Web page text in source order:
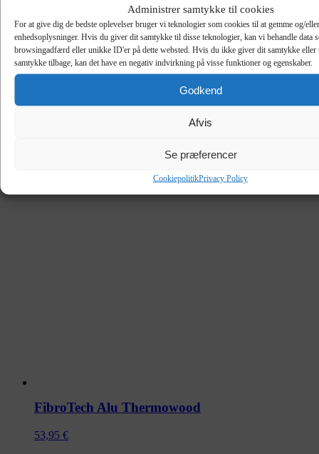
Administrer samtykke til cookies
For at give dig de bedste oplevelser bruger vi teknologier som cookies til at gemme og/
enhedsoplysninger. Hvis du giver dit samtykke til disse teknologier, kan vi behandle data
browsingadfærd eller unikke ID'er på dette websted. Hvis du ikke giver dit samtykke
samtykke tilbage, kan det have en negativ indvirkning på visse funktioner og egenskaber.
Godkend
Afvis
Se præferencer
CookiepolitikPrivacy Policy
FibroTech Alu Thermowood
53,95 €